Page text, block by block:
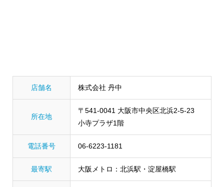
店舗名 株式会社 丹中
所在地
〒541-0041 大阪市中央区北浜2-5-23
小寺プラザ1階
電話番号 06-6223-1181
最寄駅 大阪メトロ：北浜駅・淀屋橋駅